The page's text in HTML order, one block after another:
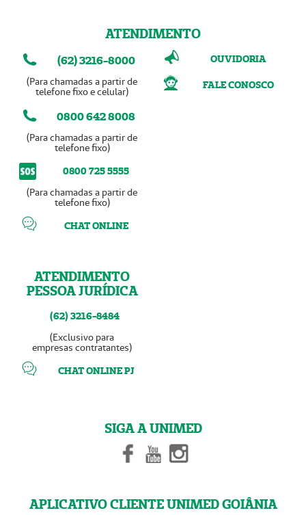
ATENDIMENTO
(62) 3216-8000
(Para chamadas a partir de
telefone fixo e celular)
0800 642 8008
(Para chamadas a partir de
telefone fixo)
0800 725 5555
(Para chamadas a partir de
telefone fixo)
CHAT ONLINE
ATENDIMENTO
PESSOA JURÍDICA
(62) 3216-8484
(Exclusivo para
empresas contratantes)
CHAT ONLINE PJ
OUVIDORIA
FALE CONOSCO
SIGA A UNIMED
APLICATIVO CLIENTE UNIMED GOIÂNIA